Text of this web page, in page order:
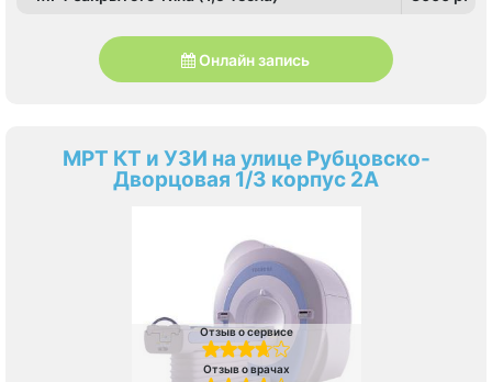
Онлайн запись
МРТ КТ и УЗИ на улице Рубцовско-
Дворцовая 1/3 корпус 2А
Отзыв о сервисе
Отзыв о врачах